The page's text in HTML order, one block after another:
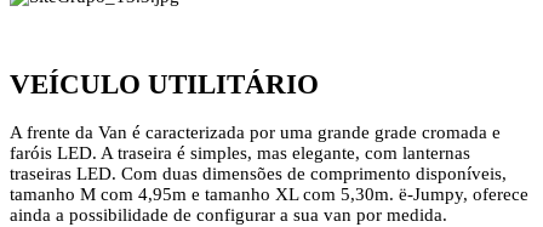
VEÍCULO UTILITÁRIO
A frente da Van é caracterizada por uma grande grade cromada e
faróis LED. A traseira é simples, mas elegante, com lanternas
traseiras LED. Com duas dimensões de comprimento disponíveis,
tamanho M com 4,95m e tamanho XL com 5,30m. ë-Jumpy, oferece
ainda a possibilidade de configurar a sua van por medida.